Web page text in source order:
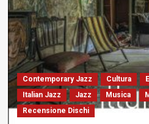
Contemporary Jazz Cultura
Italian Jazz
Jazz Musica
Recensione Dischi